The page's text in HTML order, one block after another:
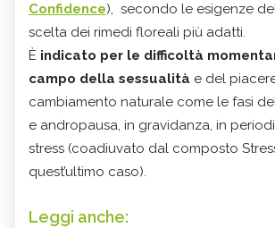
Confidence), secondo le esigenze
scelta dei rimedi floreali più adatti.
È indicato per le difficoltà
campo della sessualità e del
cambiamento naturale come le fasi
e andropausa, in gravidanza, in
stress (coadiuvato dal composto
quest’ultimo caso).
Leggi anche: